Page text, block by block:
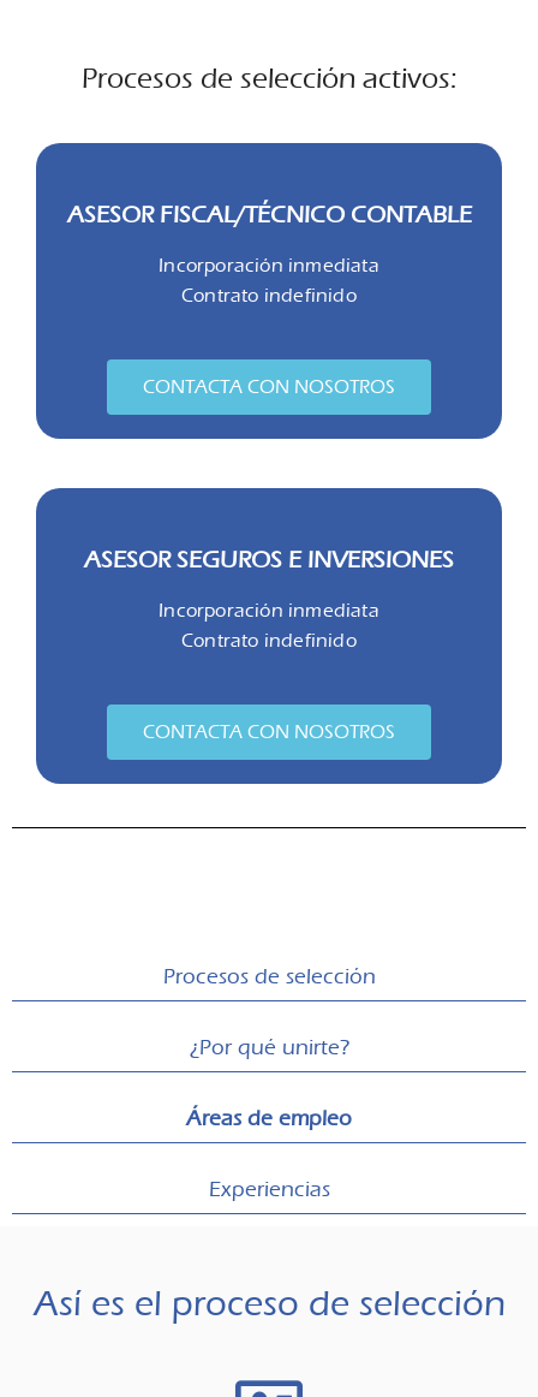
Procesos de selección activos:
ASESOR FISCAL/TÉCNICO CONTABLE
Incorporación inmediata
Contrato indefinido
CONTACTA CON NOSOTROS
ASESOR SEGUROS E INVERSIONES
Incorporación inmediata
Contrato indefinido
CONTACTA CON NOSOTROS
Procesos de selección
¿Por qué unirte?
Áreas de empleo
Experiencias
Así es el proceso de selección